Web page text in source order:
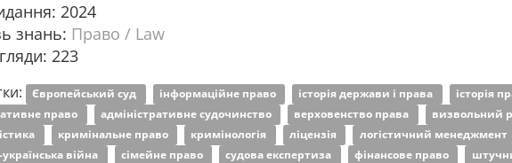
2024
знань: Право / Law
223
Європейський суд інформаційне право історія держави і права історія
право
адміністративне судочинство верховенство права визвольний
кримінальне право кримінологія ліцензія логістичний менеджмент
українська війна
сімейне право судова експертиза фінансове право